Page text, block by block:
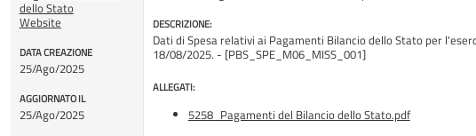
dello Stato
Website
DATA CREAZIONE
25/Ago/2025
AGGIORNATO IL
25/Ago/2025
DESCRIZIONE:
Dati di Spesa relativi ai Pagamenti Bilancio dello Stato per
18/08/2025. - [PBS_SPE_M06_MISS_001]
ALLEGATI:
5258_Pagamenti del Bilancio dello Stato.pdf